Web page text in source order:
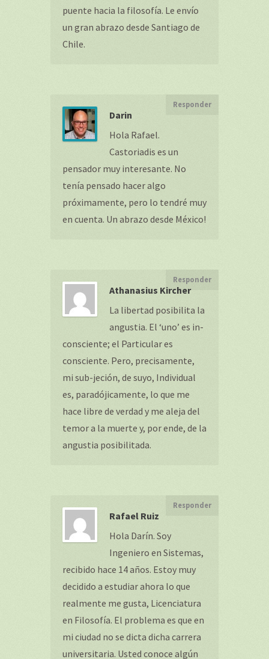
puente hacia la filosofía. Le envío
un gran abrazo desde Santiago de
Chile.
Darin
Responder
Hola Rafael.
Castoriadis es un
pensador muy interesante. No
tenía pensado hacer algo
próximamente, pero lo tendré muy
en cuenta. Un abrazo desde México!
Athanasius Kircher
Responder
La libertad posibilita la
angustia. El ‘uno’ es in-
consciente; el Particular es
consciente. Pero, precisamente,
mi sub-jeción, de suyo, Individual
es, paradójicamente, lo que me
hace libre de verdad y me aleja del
temor a la muerte y, por ende, de la
angustia posibilitada.
Rafael Ruiz
Responder
Hola Darín. Soy
Ingeniero en Sistemas,
recibido hace 14 años. Estoy muy
decidido a estudiar ahora lo que
realmente me gusta, Licenciatura
en Filosofía. El problema es que en
mi ciudad no se dicta dicha carrera
universitaria. Usted conoce algún